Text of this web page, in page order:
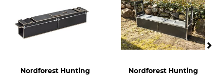
Nordforest Hunting
Nordforest Hunting